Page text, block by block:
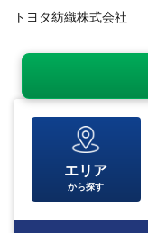
トヨタ紡織株式会社
エリア
から探す